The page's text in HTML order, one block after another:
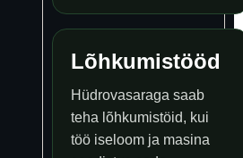
Lõhkumistööd
Hüdrovasaraga saab
teha lõhkumistöid, kui
töö iseloom ja masina